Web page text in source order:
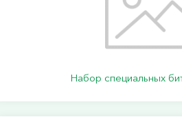
Набор специальных